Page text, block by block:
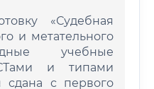
«Судебная
и метательного
учебные
и типами
сдана с первого